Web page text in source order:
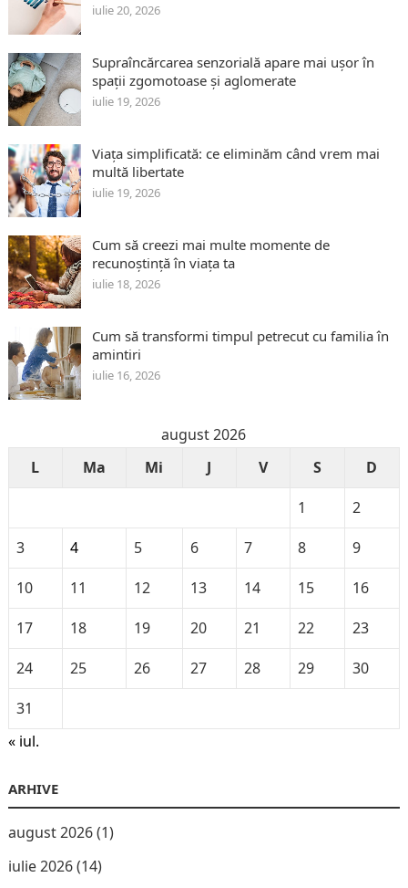
iulie 20, 2026
Supraîncărcarea senzorială apare mai ușor în
spații zgomotoase și aglomerate
iulie 19, 2026
Viața simplificată: ce eliminăm când vrem mai
multă libertate
iulie 19, 2026
Cum să creezi mai multe momente de
recunoștință în viața ta
iulie 18, 2026
Cum să transformi timpul petrecut cu familia în
amintiri
iulie 16, 2026
august 2026
L
Ma Mi J V S
D
1
2
3
4 5 6 7 8
9
10
11 12 13 14 15
16
17
18 19 20 21 22
23
24
25 26 27 28 29
30
31
« iul.
ARHIVE
august 2026(1)
iulie 2026(14)